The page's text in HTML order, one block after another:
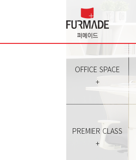
OFFICE SPACE
+
PREMIER CLASS
+